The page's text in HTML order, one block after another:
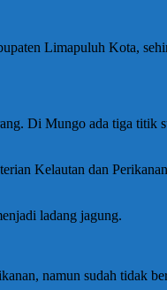
Limapuluh Kota,
Di Mungo ada tiga titik
Kelautan dan
ladang jagung.
namun sudah tidak